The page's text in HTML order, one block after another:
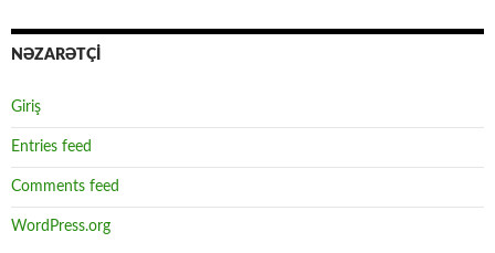
NƏZARƏTÇİ
Giriş
Entries feed
Comments feed
WordPress.org